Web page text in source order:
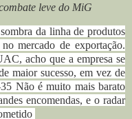
leve do MiG
da linha de produtos
mercado de exportação.
acho que a empresa se
maior sucesso, em vez de
Não é muito mais barato
encomendas, e o radar